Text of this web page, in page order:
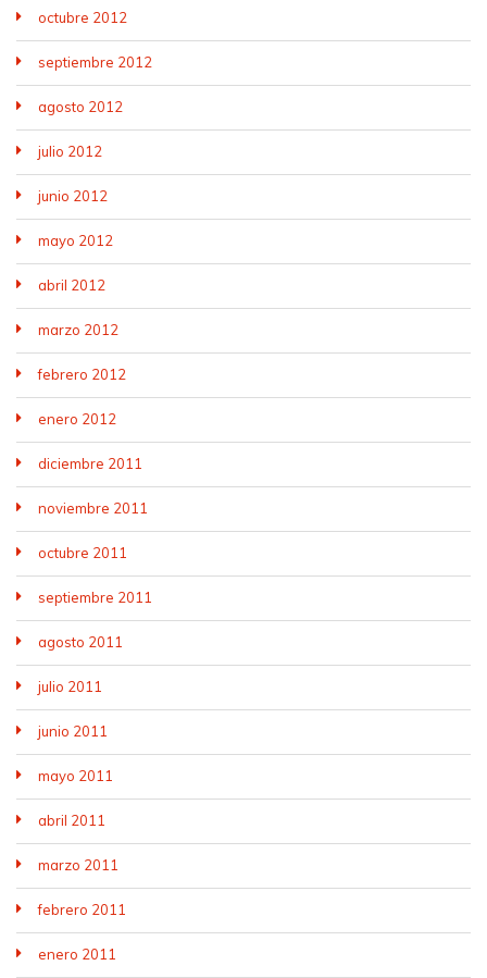
octubre 2012
septiembre 2012
agosto 2012
julio 2012
junio 2012
mayo 2012
abril 2012
marzo 2012
febrero 2012
enero 2012
diciembre 2011
noviembre 2011
octubre 2011
septiembre 2011
agosto 2011
julio 2011
junio 2011
mayo 2011
abril 2011
marzo 2011
febrero 2011
enero 2011